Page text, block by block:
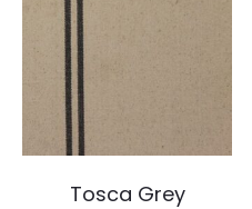
Tosca Grey